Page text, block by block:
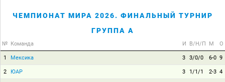
ЧЕМПИОНАТ МИРА 2026. ФИНАЛЬНЫЙ ТУРНИР
ГРУППА A
№ Команда И В/Н/П М О
1 Мексика 3 3/0/0 6-0 9
2 ЮАР 3 1/1/1 2-3 4